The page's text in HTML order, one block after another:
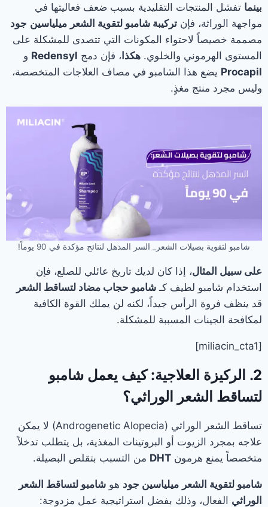
بينما تفشل المنتجات التقليدية بسبب ضعف فعاليتها في
مواجهة الوراثة، فإن تركيبة شامبو لتقوية الشعر ميلياسين جود
مصممة خصيصاً لاحتواء المكونات التي تتصدى للمشكلة على
المستوى الهرموني والخلوي. هكذا، فإن دمج Redensyl و
Procapil يضع هذا الشامبو في مصاف العلاجات المتخصصة،
وليس مجرد منتج مغذٍ.
شامبو لتقوية بصيلات الشعر_ السر المذهل لنتائج مؤكدة في 90 يوماً!
على سبيل المثال، إذا كان لديك تاريخ عائلي للصلع، فإن
استخدام شامبو لطيف كـ شامبو حجاب مضاد لتساقط الشعر
قد ينظف فروة الرأس جيداً، لكنه لن يملك القوة الكافية
لمكافحة الجينات المسببة للمشكلة.
[miliacin_cta1]
2. الركيزة العلاجية: كيف يعمل شامبو
لتساقط الشعر الوراثي؟
تساقط الشعر الوراثي (Androgenetic Alopecia) لا يمكن
علاجه بمجرد الزيوت أو البروتينات المغذية، بل يتطلب تدخلاً
متخصصاً يمنع هرمون DHT من التسبب بتقلص البصيلة.
شامبو لتقوية الشعر ميلياسين جود هو شامبو لتساقط الشعر
الوراثي الفعال، وذلك بفضل استراتيجية عمل مزدوجة: